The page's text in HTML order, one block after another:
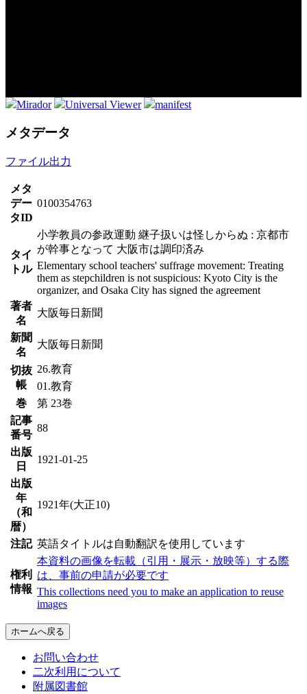
Mirador Universal Viewer manifest
メタデータ
ファイル出力
メタ
デー
タID
0100354763
タイ
トル
小学教員の参政運動 継子扱いは怪しからぬ : 京都市
が幹事となって 大阪市は調印済み
Elementary school teachers' suffrage movement: Treating
them as stepchildren is not suspicious: Kyoto City is the
organizer, and Osaka City has signed the agreement
著者
名
大阪毎日新聞
新聞
名
大阪毎日新聞
切抜
帳
26.教育
01.教育
巻
第 23巻
記事
番号
88
出版
日
1921-01-25
出版
年
（和
暦）
1921年(大正10)
注記 英語タイトルは自動翻訳を使用しています
権利
情報
本資料の画像を転載（引用・展示・放映等）する際
は、事前の申請が必要です
This collections need you to make an application to reuse
images
ホームへ戻る
お問い合わせ
二次利用について
附属図書館